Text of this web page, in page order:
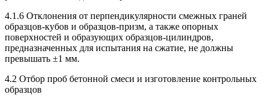
4.1.6 Отклонения от перпендикулярности смежных граней
образцов-кубов и образцов-призм, а также опорных
поверхностей и образующих образцов-цилиндров,
предназначенных для испытания на сжатие, не должны
превышать ±1 мм.
4.2 Отбор проб бетонной смеси и изготовление контрольных
образцов